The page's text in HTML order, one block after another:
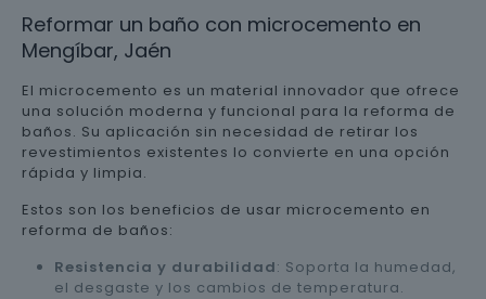
Reformar un baño con microcemento en
Mengíbar, Jaén
El microcemento es un material innovador que ofrece
una solución moderna y funcional para la reforma de
baños. Su aplicación sin necesidad de retirar los
revestimientos existentes lo convierte en una opción
rápida y limpia.
Estos son los beneficios de usar microcemento en
reforma de baños:
Resistencia y durabilidad: Soporta la humedad,
el desgaste y los cambios de temperatura.